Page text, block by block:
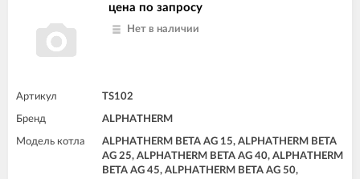
цена по запросу
Нет в наличии
Артикул TS102
Бренд ALPHATHERM
Модель котла
ALPHATHERM BETA AG 15, ALPHATHERM BETA
AG 25, ALPHATHERM BETA AG 40, ALPHATHERM
BETA AG 45, ALPHATHERM BETA AG 50,